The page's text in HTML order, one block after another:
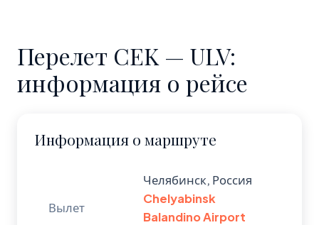
Перелет CEK — ULV:
информация о рейсе
Информация о маршруте
Вылет
Челябинск, Россия
Chelyabinsk
Balandino Airport